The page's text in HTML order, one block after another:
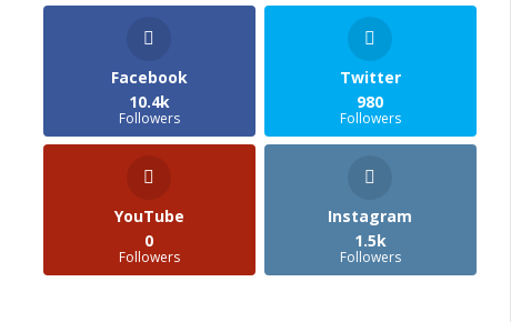
Facebook
10.4k
Followers
Twitter
980
Followers
YouTube
0
Followers
Instagram
1.5k
Followers